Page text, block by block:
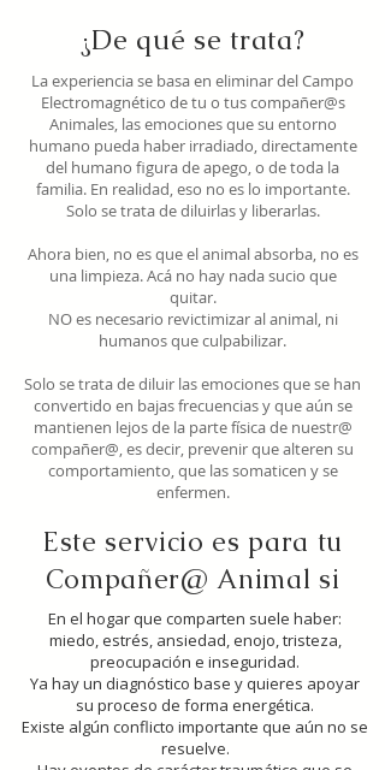
¿De qué se trata?
La experiencia se basa en eliminar del Campo
Electromagnético de tu o tus compañer@s
Animales, las emociones que su entorno
humano pueda haber irradiado, directamente
del humano figura de apego, o de toda la
familia. En realidad, eso no es lo importante.
Solo se trata de diluirlas y liberarlas.
Ahora bien, no es que el animal absorba, no es
una limpieza. Acá no hay nada sucio que
quitar.
NO es necesario revictimizar al animal, ni
humanos que culpabilizar.
Solo se trata de diluir las emociones que se han
convertido en bajas frecuencias y que aún se
mantienen lejos de la parte física de nuestr@
compañer@, es decir, prevenir que alteren su
comportamiento, que las somaticen y se
enfermen.
Este servicio es para tu
Compañer@ Animal si
En el hogar que comparten suele haber:
miedo, estrés, ansiedad, enojo, tristeza,
preocupación e inseguridad.
Ya hay un diagnóstico base y quieres apoyar
su proceso de forma energética.
Existe algún conflicto importante que aún no se
resuelve.